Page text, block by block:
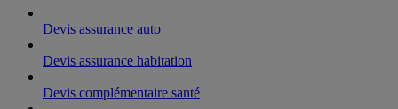
Devis assurance auto
Devis assurance habitation
Devis complémentaire santé